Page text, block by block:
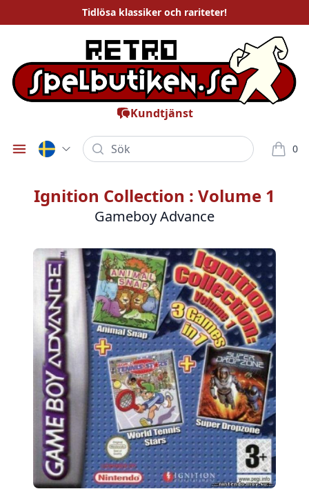
Tidlösa klassiker och rariteter!
Kundtjänst
Öppna meny
Sök 0
varor i
Ignition Collection : Volume 1
Gameboy Advance
Bilder